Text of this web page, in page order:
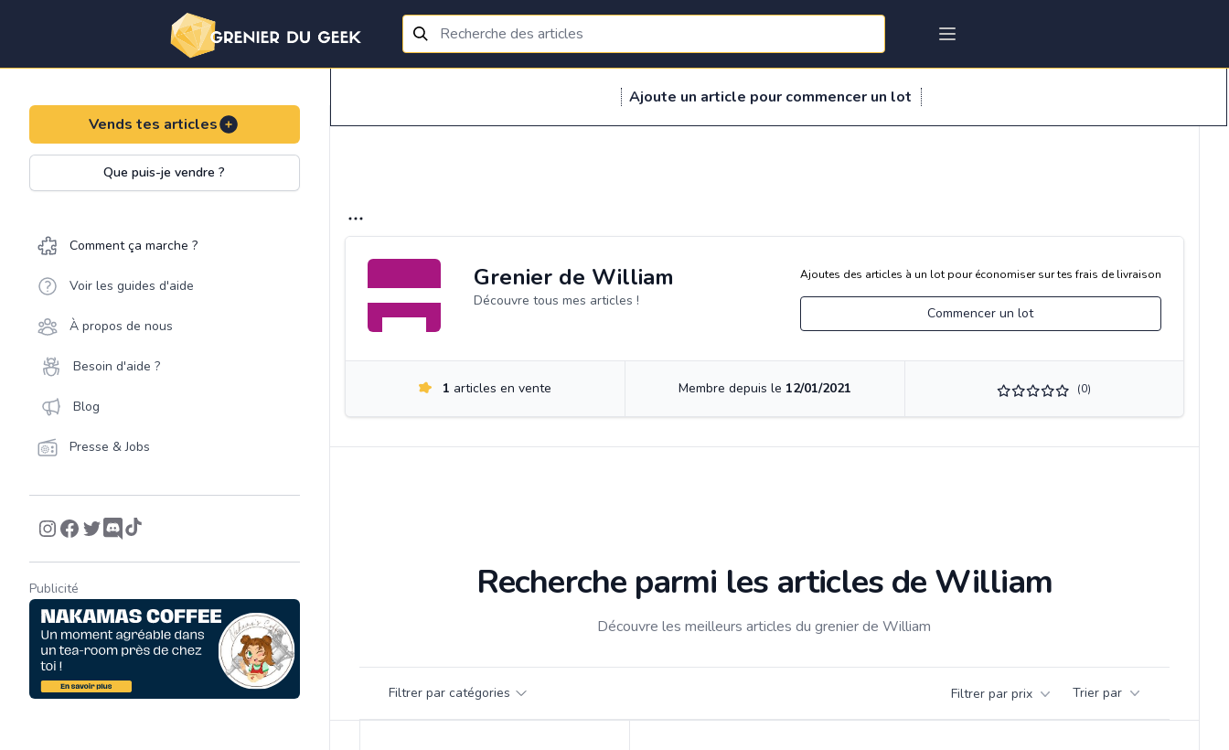
Vends tes articles
Que puis-je vendre ?
Comment ça marche ?
Voir les guides d'aide
À propos de nous
Besoin d'aide ?
Blog
Presse & Jobs
Publicité
Grenier de William
Découvre tous mes articles !
Ajoutes des articles à un lot pour économiser sur tes frais de livraison
Commencer un lot
1 articles en vente Membre depuis le 12/01/2021 (0)
Recherche parmi les articles de William
Découvre les meilleurs articles du grenier de William
Filtrer par catégories Filtrer par prix Trier par
Ajoute un article pour commencer un lot